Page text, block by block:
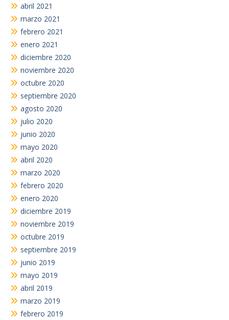
abril 2021
marzo 2021
febrero 2021
enero 2021
diciembre 2020
noviembre 2020
octubre 2020
septiembre 2020
agosto 2020
julio 2020
junio 2020
mayo 2020
abril 2020
marzo 2020
febrero 2020
enero 2020
diciembre 2019
noviembre 2019
octubre 2019
septiembre 2019
junio 2019
mayo 2019
abril 2019
marzo 2019
febrero 2019